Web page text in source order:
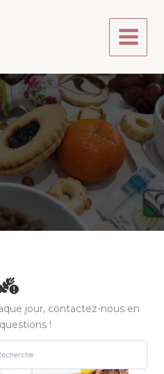
jour, contactez-nous en
!